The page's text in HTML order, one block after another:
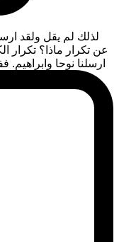
لذلك لم يقل ولقد
عن تكرار ماذا؟ تكرار
ارسلنا نوحا وابراهيم.